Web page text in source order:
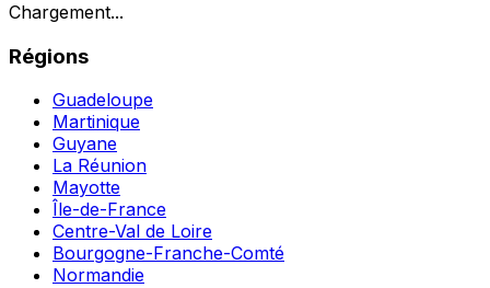
Chargement...
Régions
Guadeloupe
Martinique
Guyane
La Réunion
Mayotte
Île-de-France
Centre-Val de Loire
Bourgogne-Franche-Comté
Normandie